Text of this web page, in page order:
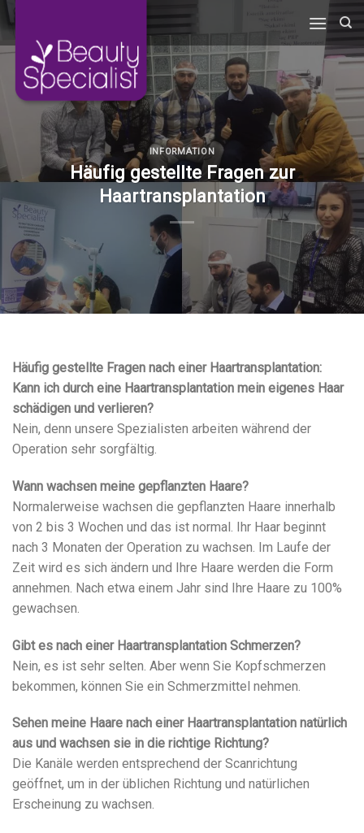
Skip
to
content
INFORMATION
Häufig gestellte Fragen zur
Haartransplantation
Häufig gestellte Fragen nach einer Haartransplantation:
Kann ich durch eine Haartransplantation mein eigenes Haar
schädigen und verlieren?
Nein, denn unsere Spezialisten arbeiten während der
Operation sehr sorgfältig.
Wann wachsen meine gepflanzten Haare?
Normalerweise wachsen die gepflanzten Haare innerhalb
von 2 bis 3 Wochen und das ist normal. Ihr Haar beginnt
nach 3 Monaten der Operation zu wachsen. Im Laufe der
Zeit wird es sich ändern und Ihre Haare werden die Form
annehmen. Nach etwa einem Jahr sind Ihre Haare zu 100%
gewachsen.
Gibt es nach einer Haartransplantation Schmerzen?
Nein, es ist sehr selten. Aber wenn Sie Kopfschmerzen
bekommen, können Sie ein Schmerzmittel nehmen.
Sehen meine Haare nach einer Haartransplantation natürlich
aus und wachsen sie in die richtige Richtung?
Die Kanäle werden entsprechend der Scanrichtung
geöffnet, um in der üblichen Richtung und natürlichen
Erscheinung zu wachsen.